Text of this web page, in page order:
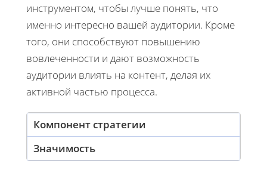
инструментом, чтобы лучше понять, что
именно интересно вашей аудитории. Кроме
того, они способствуют повышению
вовлеченности и дают возможность
аудитории влиять на контент, делая их
активной частью процесса.
Компонент стратегии
Значимость